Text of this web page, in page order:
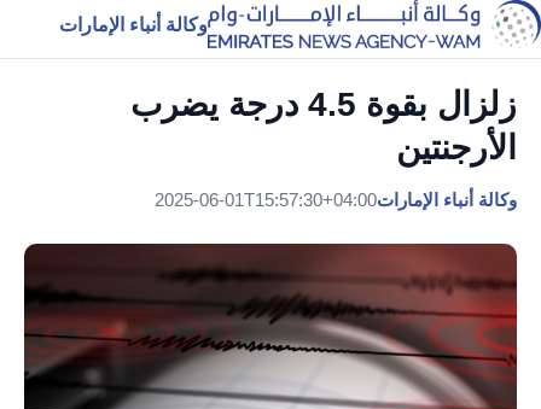
وكالة أنباء الإمارات
زلزال بقوة 4.5 درجة يضرب
الأرجنتين
وكالة أنباء الإمارات2025-06-01T15:57:30+04:00